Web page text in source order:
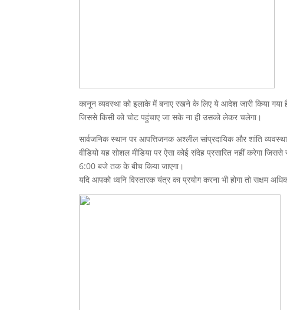
कानून व्यवस्था को इलाके में बनाए रखने के लिए ये आदेश जारी किया गया
जिससे किसी को चोट पहुंचाए जा सके ना ही उसको लेकर चलेगा।
सार्वजनिक स्थान पर आपत्तिजनक अश्लील सांप्रदायिक और शांति
वीडियो यह सोशल मीडिया पर ऐसा कोई संदेह प्रसारित नहीं करेगा
6:00 बजे तक के बीच किया जाएगा।
यदि आपको ध्वनि विस्तारक यंत्र का प्रयोग करना भी होगा तो सक्षम